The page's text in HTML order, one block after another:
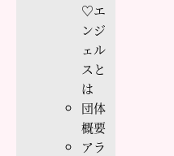
♡エ
ンジ
ェル
スと
は
団体
概要
アラ